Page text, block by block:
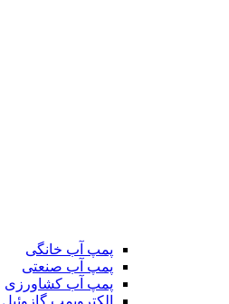
پمپ آب خانگی
پمپ آب صنعتی
پمپ آب کشاورزی
الکتروپمپ گازوئیل